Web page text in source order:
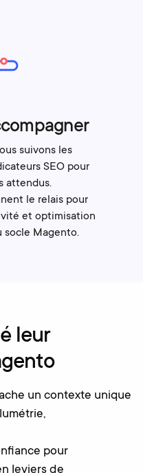
suivons les
SEO pour
attendus.
le relais pour
et optimisation
socle Magento.
leur
un contexte unique
pour
leviers de